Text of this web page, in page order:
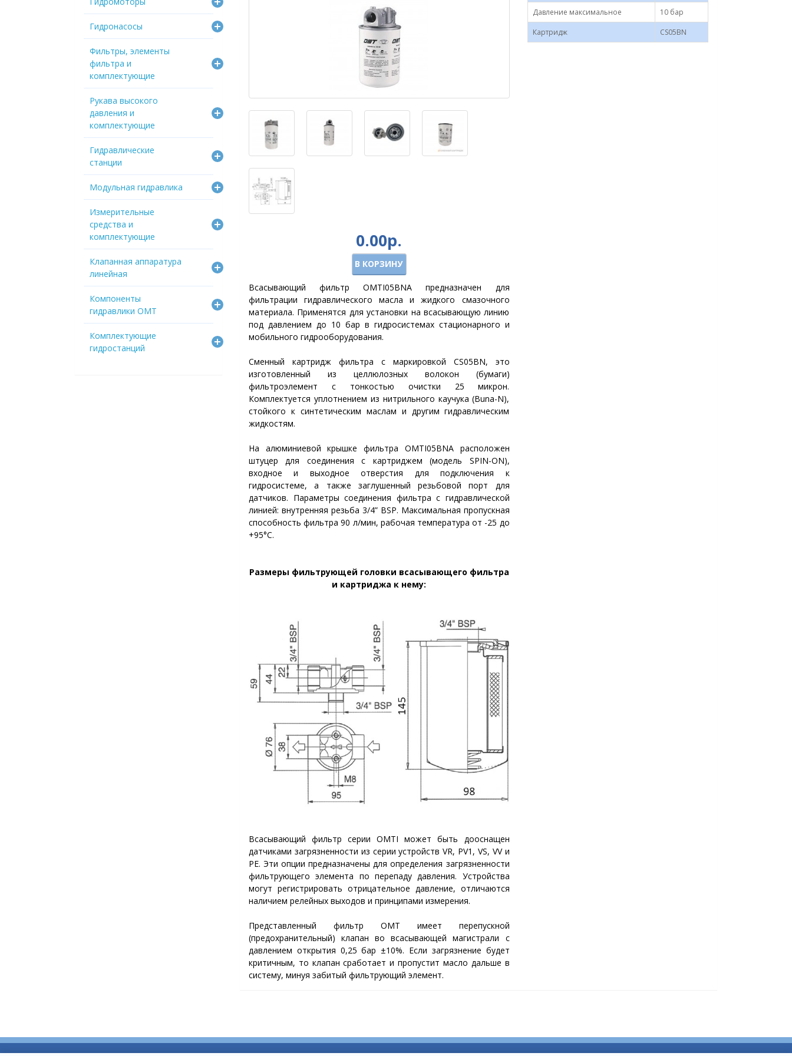
Гидронасосы
Фильтры, элементы
фильтра и
комплектующие
Рукава высокого
давления и
комплектующие
Гидравлические
станции
Модульная гидравлика
Измерительные
средства и
комплектующие
Клапанная аппаратура
линейная
Компоненты
гидравлики OMT
Комплектующие
гидростанций
0.00р.
В КОРЗИНУ
Всасывающий фильтр OMTI05BNA предназначен для
фильтрации гидравлического масла и жидкого смазочного
материала. Применятся для установки на всасывающую линию
под давлением до 10 бар в гидросистемах стационарного и
мобильного гидрооборудования.
Сменный картридж фильтра с маркировкой CS05BN, это
изготовленный из целлюлозных волокон (бумаги)
фильтроэлемент с тонкостью очистки 25 микрон.
Комплектуется уплотнением из нитрильного каучука (Buna-N),
стойкого к синтетическим маслам и другим гидравлическим
жидкостям.
На алюминиевой крышке фильтра OMTI05BNA расположен
штуцер для соединения с картриджем (модель SPIN-ON),
входное и выходноеотверстия для подключения к
гидросистеме, а также заглушенный резьбовой порт для
датчиков. Параметры соединения фильтра с гидравлической
линией: внутренняя резьба 3/4” BSP. Максимальная пропускная
способность фильтра 90 л/мин, рабочая температура от -25 до
+95°C.
Размеры фильтрующей головки всасывающего фильтра
и картриджа к нему:
Всасывающий фильтр серии OMTI может быть дооснащен
датчиками загрязненности из серии устройств VR, PV1, VS, VV и
PE. Эти опции предназначены для определения загрязненности
фильтрующего элемента по перепаду давления. Устройства
могут регистрировать отрицательное давление, отличаются
наличием релейных выходов и принципами измерения.
Представленный фильтр OMT имеет перепускной
(предохранительный) клапан во всасывающей магистрали с
давлением открытия 0,25 бар ±10%. Если загрязнение будет
критичным, то клапан сработает и пропустит масло дальше в
систему, минуя забитый фильтрующий элемент.
Давление максимальное
10 бар
Картридж
CS05BN